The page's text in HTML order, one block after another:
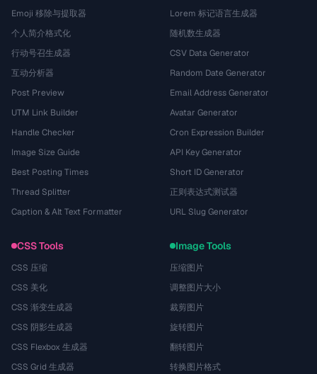
Emoji 移除与提取器
个人简介格式化
行动号召生成器
互动分析器
Post Preview
UTM Link Builder
Handle Checker
Image Size Guide
Best Posting Times
Thread Splitter
Caption & Alt Text Formatter
Lorem 标记语言生成器
随机数生成器
CSV Data Generator
Random Date Generator
Email Address Generator
Avatar Generator
Cron Expression Builder
API Key Generator
Short ID Generator
正则表达式测试器
URL Slug Generator
CSS Tools
CSS 压缩
CSS 美化
CSS 渐变生成器
CSS 阴影生成器
CSS Flexbox 生成器
CSS Grid 生成器
Image Tools
压缩图片
调整图片大小
裁剪图片
旋转图片
翻转图片
转换图片格式